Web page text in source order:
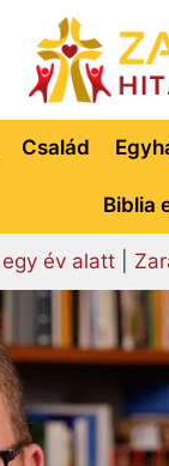
Család
Biblia
év alatt|